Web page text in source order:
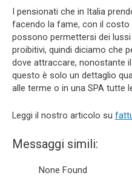
I pensionati che in Italia
facendo la fame, con il costo
possono permettersi dei
proibitivi, quindi diciamo che
dove attraccare, nonostante
questo è solo un dettaglio
alle terme o in una SPA tutte
Leggi il nostro articolo su
Messaggi simili:
None Found